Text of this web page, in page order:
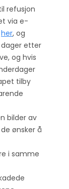
refusjon
via e-
her, og
etter
og hvis
tilby
bilder av
ønsker å
i samme